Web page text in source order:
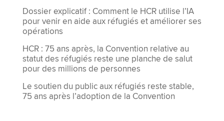
Dossier explicatif : Comment le HCR utilise l’IA
pour venir en aide aux réfugiés et améliorer ses
opérations
HCR : 75 ans après, la Convention relative au
statut des réfugiés reste une planche de salut
pour des millions de personnes
Le soutien du public aux réfugiés reste stable,
75 ans après l’adoption de la Convention